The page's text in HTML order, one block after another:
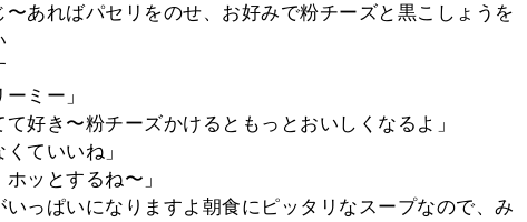
あればパセリをのせ、お好みで粉チーズと黒こしょうを
ミー」
好き〜粉チーズかけるともっとおいしくなるよ」
ていいね」
ッとするね〜」
っぱいになりますよ朝食にピッタリなスープなので、み